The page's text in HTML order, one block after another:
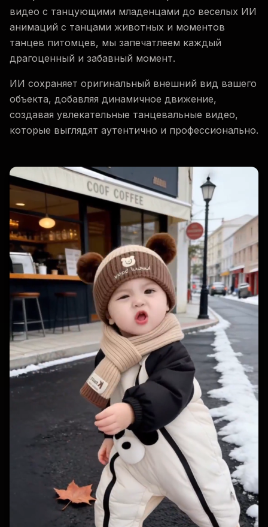
видео с танцующими младенцами до веселых ИИ
анимаций с танцами животных и моментов
танцев питомцев, мы запечатлеем каждый
драгоценный и забавный момент.
ИИ сохраняет оригинальный внешний вид вашего
объекта, добавляя динамичное движение,
создавая увлекательные танцевальные видео,
которые выглядят аутентично и профессионально.